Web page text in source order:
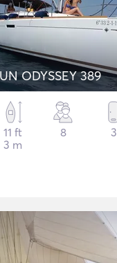
ODYSSEY 389
11 ft
3 m
8 3